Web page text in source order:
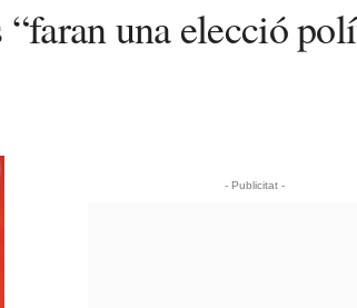
“faran una elecció
- Publicitat -